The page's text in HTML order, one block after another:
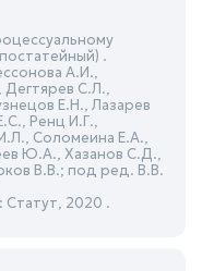
.
А.И.,
Дегтярев С.Л.,
Е.Н., Лазарев
Ренц И.Г.,
Соломеина Е.А.,
Ю.А., Хазанов С.Д.,
В.В.; под ред. В.В.
Статут, 2020 .